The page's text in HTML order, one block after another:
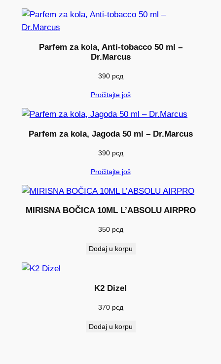
N
A
i
Parfem za kola, Anti-tobacco 50 ml –
Dr.Marcus
390 рсд
Pročitajte još
Parfem za kola, Jagoda 50 ml – Dr.Marcus
390 рсд
Pročitajte još
MIRISNA BOČICA 10ML L’ABSOLU AIRPRO
350 рсд
Dodaj u korpu
K2 Dizel
370 рсд
Dodaj u korpu